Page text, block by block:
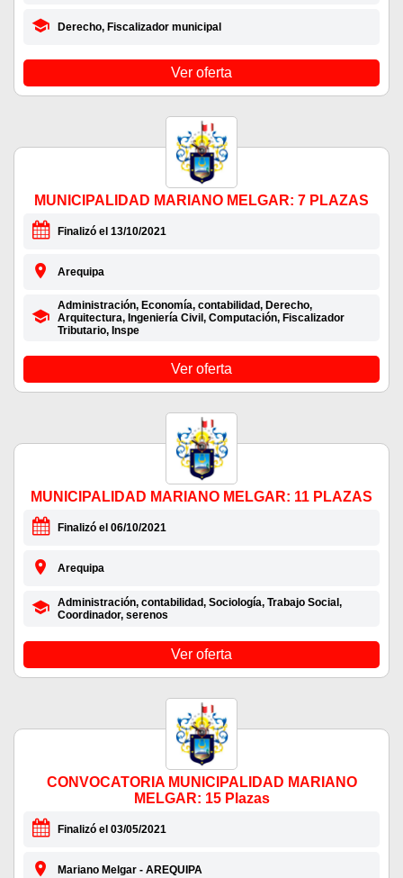
Derecho, Fiscalizador municipal
Ver oferta
MUNICIPALIDAD MARIANO MELGAR: 7 PLAZAS
Finalizó el 13/10/2021
Arequipa
Administración, Economía, contabilidad, Derecho,
Arquitectura, Ingeniería Civil, Computación, Fiscalizador
Tributario, Inspe
Ver oferta
MUNICIPALIDAD MARIANO MELGAR: 11 PLAZAS
Finalizó el 06/10/2021
Arequipa
Administración, contabilidad, Sociología, Trabajo Social,
Coordinador, serenos
Ver oferta
CONVOCATORIA MUNICIPALIDAD MARIANO
MELGAR: 15 Plazas
Finalizó el 03/05/2021
Mariano Melgar - AREQUIPA